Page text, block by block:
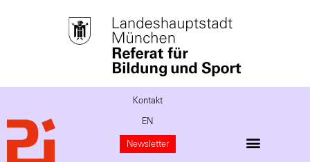
Kontakt
EN
Newsletter